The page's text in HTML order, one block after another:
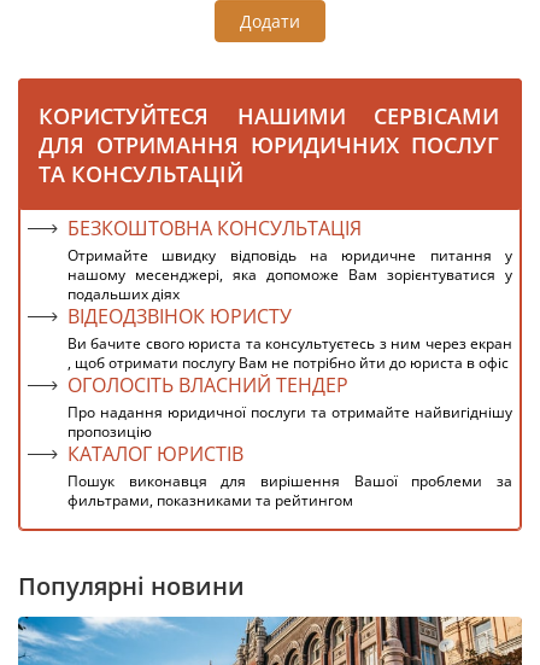
Додати
КОРИСТУЙТЕСЯ НАШИМИ СЕРВІСАМИ
ДЛЯ ОТРИМАННЯ ЮРИДИЧНИХ ПОСЛУГ
ТА КОНСУЛЬТАЦІЙ
БЕЗКОШТОВНА КОНСУЛЬТАЦІЯ
Отримайте швидку відповідь на юридичне питання у
нашому месенджері, яка допоможе Вам зорієнтуватися у
подальших діях
ВІДЕОДЗВІНОК ЮРИСТУ
Ви бачите свого юриста та консультуєтесь з ним через екран
, щоб отримати послугу Вам не потрібно йти до юриста в офіс
ОГОЛОСІТЬ ВЛАСНИЙ ТЕНДЕР
Про надання юридичної послуги та отримайте найвигіднішу
пропозицію
КАТАЛОГ ЮРИСТІВ
Пошук виконавця для вирішення Вашої проблеми за
фильтрами, показниками та рейтингом
Популярні новини